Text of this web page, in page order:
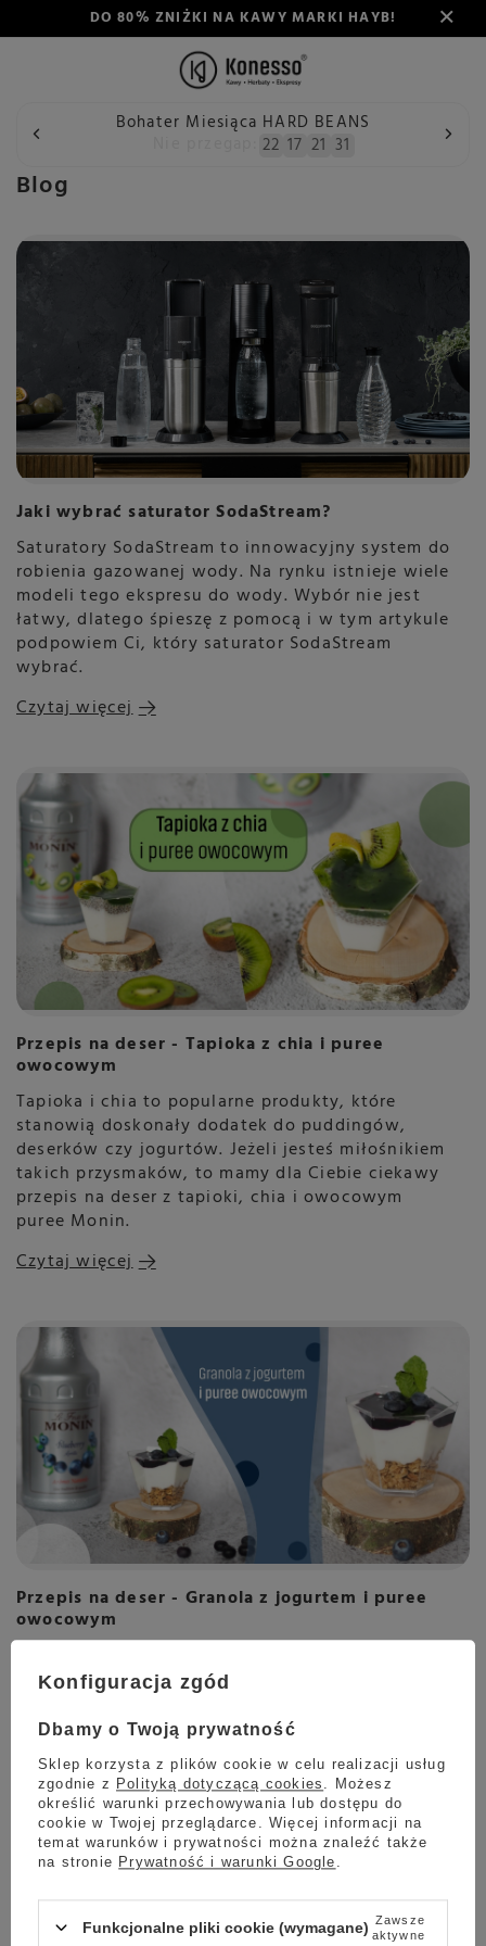
DO 80% ZNIŻKI NA KAWY MARKI HAYB!
Bohater Miesiąca HARD BEANS
22 17 21 30
Wstecz Konesso Blog
Blog
Jaki wybrać saturator SodaStream?
Saturatory SodaStream to innowacyjny system do
robienia gazowanej wody. Na rynku istnieje wiele
modeli tego ekspresu do wody. Wybór nie jest
łatwy, dlatego śpieszę z pomocą i w tym artykule
podpowiem Ci, który saturator SodaStream
wybrać.
Czytaj więcej
Przepis na deser - Tapioka z chia i puree
owocowym
Tapioka i chia to popularne produkty, które
stanowią doskonały dodatek do puddingów,
deserków czy jogurtów. Jeżeli jesteś miłośnikiem
takich przysmaków, to mamy dla Ciebie ciekawy
przepis na deser z tapioki, chia i owocowym
puree Monin.
Czytaj więcej
Przepis na deser - Granola z jogurtem i puree
owocowym
tylko sprawdzi się jako śniadaniowy pomysł, ale
Poznaj przepis na owocowy deser i przygotuj go
w swoim domu w zaledwie kilka minut.
Czytaj więcej
Konfiguracja zgód
Dbamy o Twoją prywatność
Sklep korzysta z plików cookie w celu realizacji usług
zgodnie z Polityką dotyczącą cookies
. Możesz
określić warunki przechowywania lub dostępu do
cookie w Twojej przeglądarce. Więcej informacji na
temat warunków i prywatności można znaleźć także
na stronie Prywatność i warunki Google
Funkcjonalne pliki cookie (wymagane) Zawsze
aktywne